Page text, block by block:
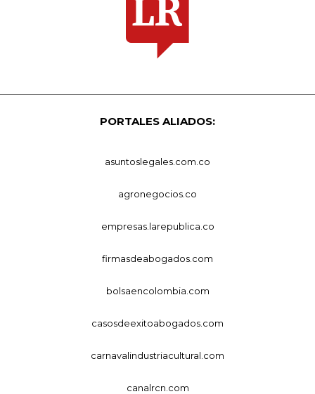
PORTALES ALIADOS:
asuntoslegales.com.co
agronegocios.co
empresas.larepublica.co
firmasdeabogados.com
bolsaencolombia.com
casosdeexitoabogados.com
carnavalindustriacultural.com
canalrcn.com